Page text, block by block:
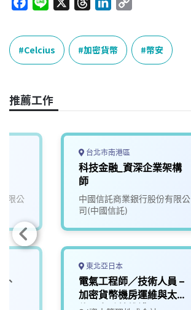
c
e
b
o
k
n
e
r
e
a
n
k
e
n
p
y
L
k
Celcius 加密貨幣 幣安
推薦工作
限公
、
台北市南港區
科技金融_資深企業架構
師
中國信託商業銀行股份有限公
司(中國信託)
東北亞日本
電氣工程師／技術人員 –
加密貨幣機房運維與太陽